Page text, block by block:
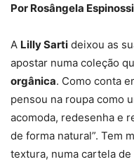
Por Rosângela Espinossi
A Lilly Sarti deixou as
apostar numa coleção
orgânica. Como conta
pensou na roupa como
acomoda, redesenha e
de forma natural”. Tem
textura, numa cartela